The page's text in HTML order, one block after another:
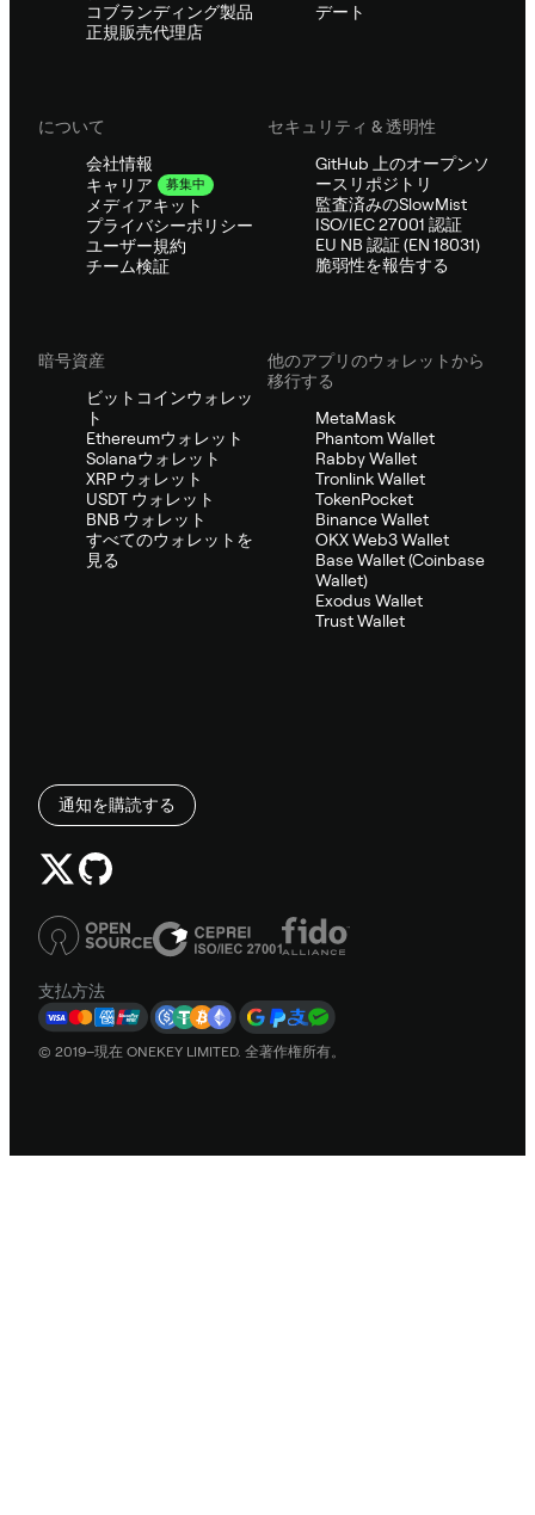
コブランディング製品
正規販売代理店
デート
について
会社情報
キャリア
募集中
メディアキット
プライバシーポリシー
ユーザー規約
チーム検証
セキュリティ & 透明性
GitHub 上のオープンソ
ースリポジトリ
監査済みのSlowMist
ISO/IEC 27001 認証
EU NB 認証 (EN 18031)
脆弱性を報告する
暗号資産
ビットコインウォレッ
ト
Ethereumウォレット
Solanaウォレット
XRP ウォレット
USDT ウォレット
BNB ウォレット
すべてのウォレットを
見る
他のアプリのウォレットから
移行する
MetaMask
Phantom Wallet
Rabby Wallet
Tronlink Wallet
TokenPocket
Binance Wallet
OKX Web3 Wallet
Base Wallet (Coinbase
Wallet)
Exodus Wallet
Trust Wallet
通知を購読する
支払方法
© 2019–現在 ONEKEY LIMITED. 全著作権所有。